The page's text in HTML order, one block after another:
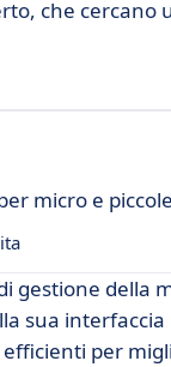
che cercano
micro e
gestione
sua
per